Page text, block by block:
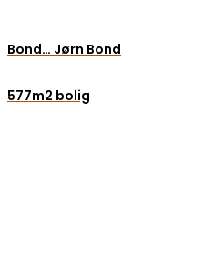
Bond… Jørn Bond
577m2 bolig